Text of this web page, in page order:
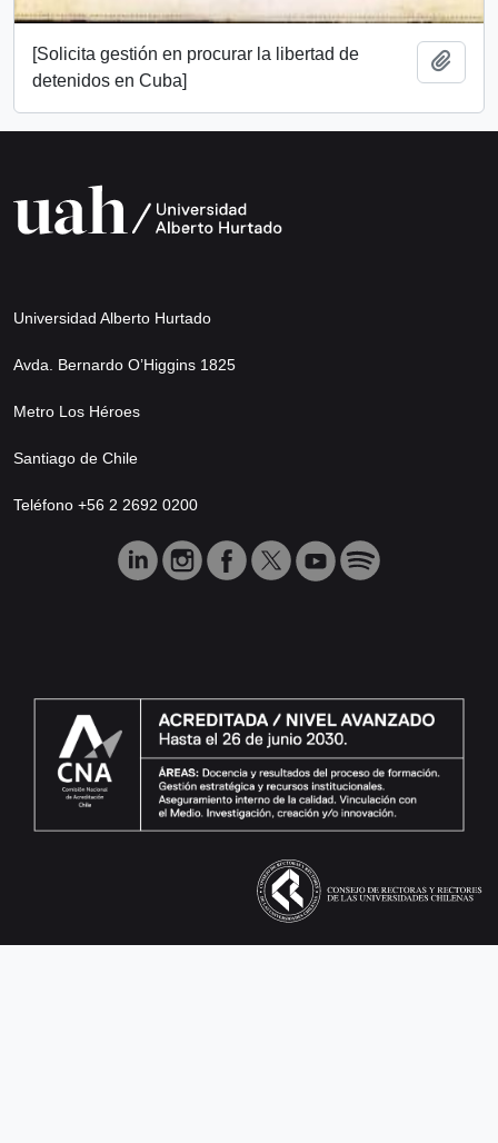
[Solicita gestión en procurar la libertad de
detenidos en Cuba]
Universidad Alberto Hurtado
Avda. Bernardo O’Higgins 1825
Metro Los Héroes
Santiago de Chile
Teléfono +56 2 2692 0200